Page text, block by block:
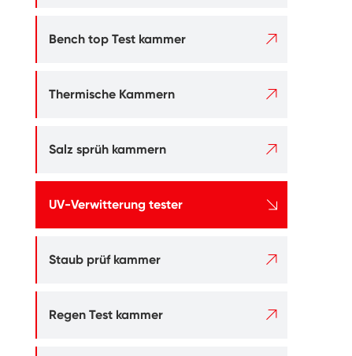
Bench top Test kammer 
Thermische Kammern 
Salz sprüh kammern 
UV-Verwitterung tester 
Staub prüf kammer 
Regen Test kammer 